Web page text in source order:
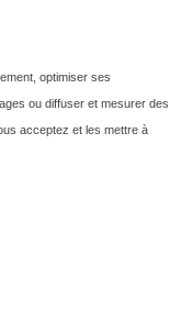
optimiser ses
ou diffuser et mesurer des
acceptez et les mettre à